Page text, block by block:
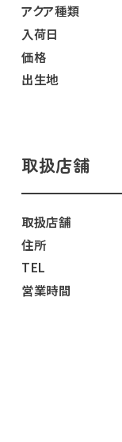
アクア種類
入荷日
価格
出生地
取扱店舗
取扱店舗
住所
TEL
営業時間